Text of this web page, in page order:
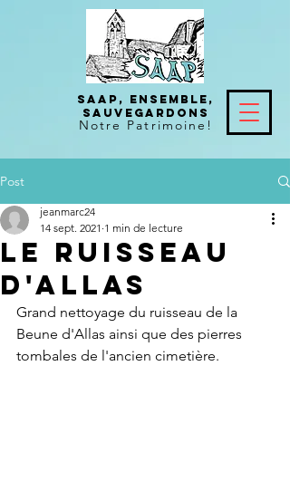
SAAP, Ensemble,
Sauvegardons
Notre Patrimoine!
Post
Le ruisseau
d'Allas
jeanmarc24
14 sept. 2021 1 min de lecture
Grand nettoyage du ruisseau de la
Beune d'Allas ainsi que des pierres
tombales de l'ancien cimetière.